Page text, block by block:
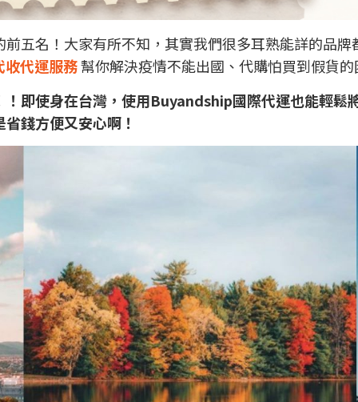
五名！大家有所不知，其實我們很多耳熟能詳的品
代運服務幫你解決疫情不能出國、代購怕買到假貨
即使身在台灣，使用Buyandship國際代運也能輕鬆
錢方便又安心啊！